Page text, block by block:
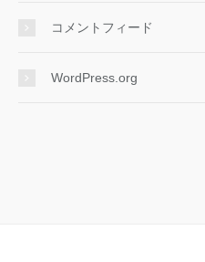
コメントフィード
WordPress.org